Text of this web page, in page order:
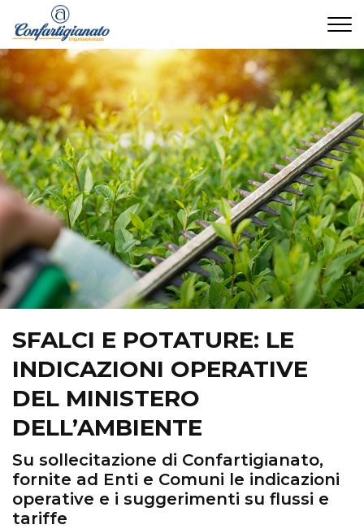
SFALCI E POTATURE: LE
INDICAZIONI OPERATIVE
DEL MINISTERO
DELL’AMBIENTE
Su sollecitazione di Confartigianato,
fornite ad Enti e Comuni le indicazioni
operative e i suggerimenti su flussi e
tariffe